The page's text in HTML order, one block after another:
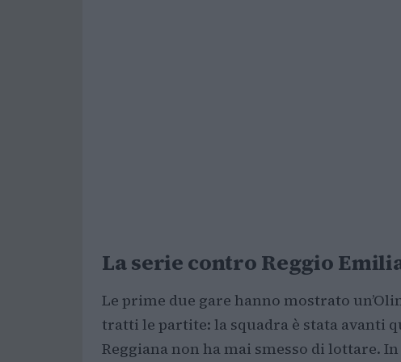
La serie contro Reggio
Le prime due gare hanno mostrato
tratti le partite: la squadra è stata avanti
Reggiana non ha mai smesso di lottare.